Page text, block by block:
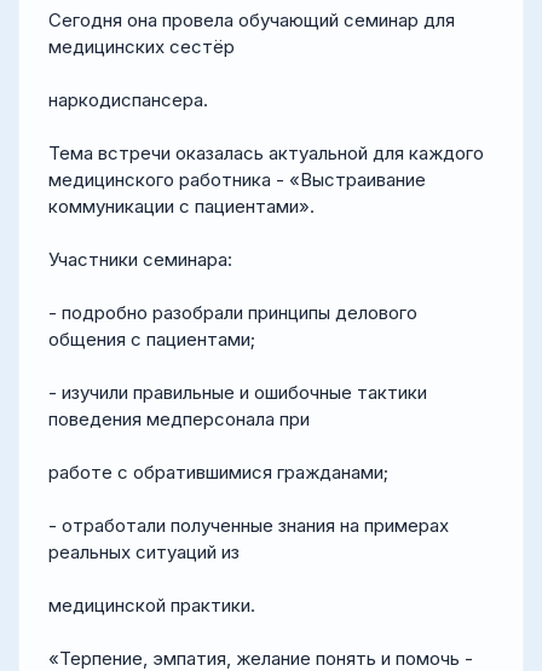
Сегодня она провела обучающий семинар для
медицинских сестёр
наркодиспансера.
Тема встречи оказалась актуальной для каждого
медицинского работника - «Выстраивание
коммуникации с пациентами».
Участники семинара:
- подробно разобрали принципы делового
общения с пациентами;
- изучили правильные и ошибочные тактики
поведения медперсонала при
работе с обратившимися гражданами;
- отработали полученные знания на примерах
реальных ситуаций из
медицинской практики.
«Терпение, эмпатия, желание понять и помочь -